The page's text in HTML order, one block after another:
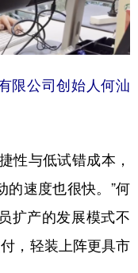
限公司创始人何汕
与低试错成本，
的速度也很快。”何
扩产的发展模式不
，轻装上阵更具市